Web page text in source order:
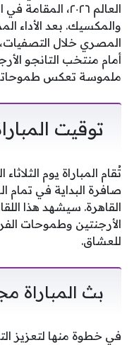
العالم ٢٠٢٦،
والمكسيك. بعد الأداء
المصري خلال التصفيات،
أمام منتخب التانجو
ملموسة تعكس
توقيت
تُقام المباراة يوم
صافرة البداية في تمام
القاهرة. سيشهد هذا
الأرجنتين وطموحات
للعشاق.
بث المباراة
في خطوة منها لتعزيز